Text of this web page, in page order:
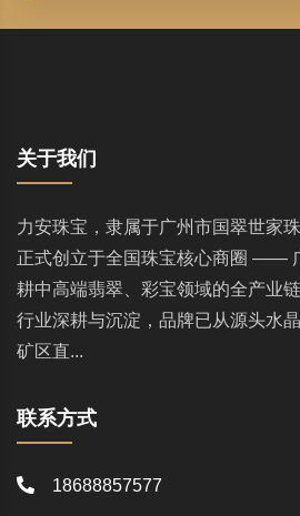
关于我们
力安珠宝，隶属于广州市国翠世家
正式创立于全国珠宝核心商圈 ——
耕中高端翡翠、彩宝领域的全产业
行业深耕与沉淀，品牌已从源头水
矿区直...
联系方式
18688857577